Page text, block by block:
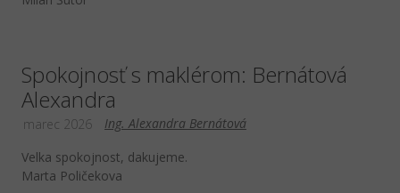
Spokojnosť s maklérom: Bernátová
Alexandra
Ing. Alexandra Bernátová
marec 2026
Velka spokojnost, dakujeme.
Marta Poličekova